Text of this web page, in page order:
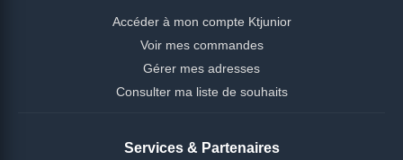
Accéder à mon compte Ktjunior
Voir mes commandes
Gérer mes adresses
Consulter ma liste de souhaits
Services & Partenaires